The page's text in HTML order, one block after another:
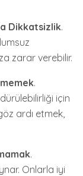
Dikkatsizlik.
zarar verebilir.
.
için
ardı etmek,
.
Onlarla iyi